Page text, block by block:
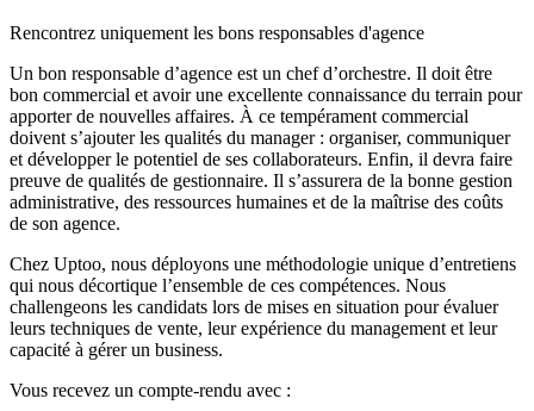
Rencontrez uniquement les bons responsables d'agence
Un bon responsable d’agence est un chef d’orchestre. Il doit être
bon commercial et avoir une excellente connaissance du terrain pour
apporter de nouvelles affaires. À ce tempérament commercial
doivent s’ajouter les qualités du manager : organiser, communiquer
et développer le potentiel de ses collaborateurs. Enfin, il devra faire
preuve de qualités de gestionnaire. Il s’assurera de la bonne gestion
administrative, des ressources humaines et de la maîtrise des coûts
de son agence.
Chez Uptoo, nous déployons une méthodologie unique d’entretiens
qui nous décortique l’ensemble de ces compétences. Nous
challengeons les candidats lors de mises en situation pour évaluer
leurs techniques de vente, leur expérience du management et leur
capacité à gérer un business.
Vous recevez un compte-rendu avec :